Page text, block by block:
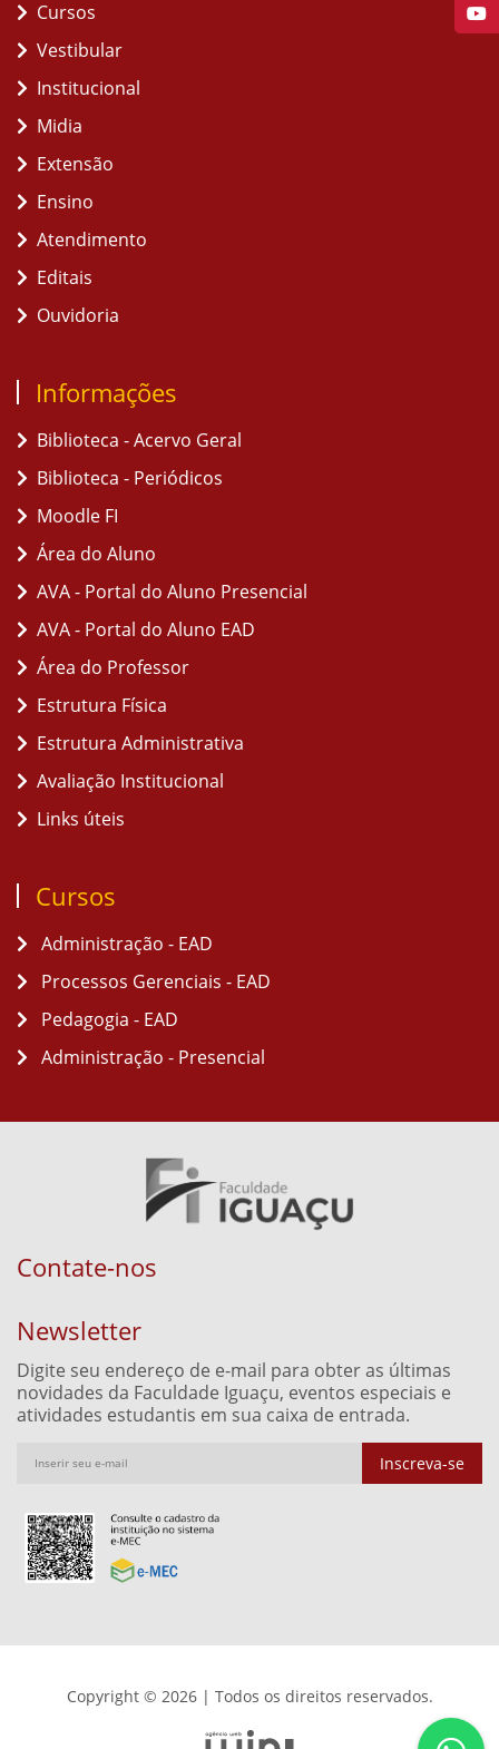
Cursos
Vestibular
Institucional
Midia
Extensão
Ensino
Atendimento
Editais
Ouvidoria
Informações
Biblioteca - Acervo Geral
Biblioteca - Periódicos
Moodle FI
Área do Aluno
AVA - Portal do Aluno Presencial
AVA - Portal do Aluno EAD
Área do Professor
Estrutura Física
Estrutura Administrativa
Avaliação Institucional
Links úteis
Cursos
Administração - EAD
Processos Gerenciais - EAD
Pedagogia - EAD
Administração - Presencial
Contate-nos
Newsletter
Digite seu endereço de e-mail para obter as últimas
novidades da Faculdade Iguaçu, eventos especiais e
atividades estudantis em sua caixa de entrada.
Inscreva-se
Copyright © 2026 | Todos os direitos reservados.